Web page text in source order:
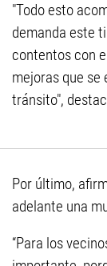
"Todo esto
demanda este
contentos con
mejoras que se
tránsito",
Por último,
adelante una
“Para los